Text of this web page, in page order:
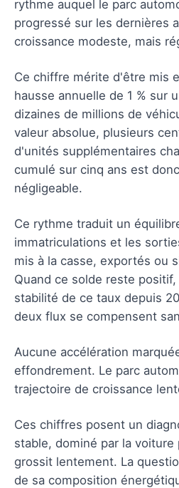
rythme auquel le parc
progressé sur les dernières
croissance modeste, mais
Ce chiffre mérite d'être mis
hausse annuelle de 1 % sur
dizaines de millions de
valeur absolue, plusieurs
d'unités supplémentaires
cumulé sur cinq ans est
négligeable.
Ce rythme traduit un
immatriculations et les
mis à la casse, exportés ou
Quand ce solde reste
stabilité de ce taux depuis
deux flux se compensent
Aucune accélération
effondrement. Le parc
trajectoire de croissance
Ces chiffres posent un
stable, dominé par la voiture
grossit lentement. La
de sa composition